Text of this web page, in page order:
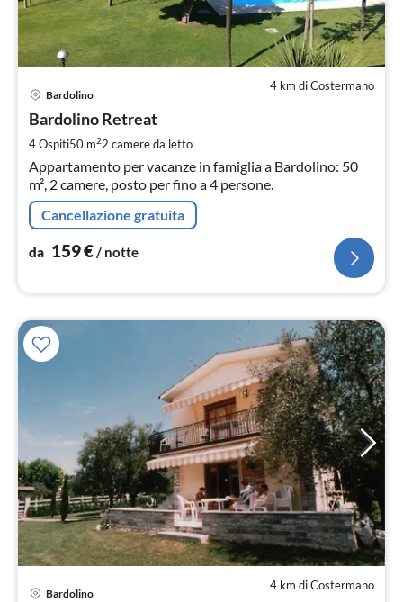
4 km di Costermano
Bardolino
Bardolino Retreat
4 Ospiti50 m22 camere da letto
Appartamento per vacanze in famiglia a Bardolino: 50
m², 2 camere, posto per fino a 4 persone.
Cancellazione gratuita
da 159€/ notte
4 km di Costermano
Bardolino